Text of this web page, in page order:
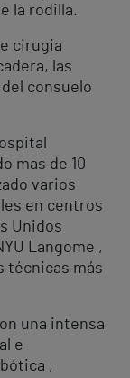
la rodilla.
cirugia
las
consuelo
mas de 10
varios
en centros
Unidos
Langome ,
técnicas más
una intensa
e
,